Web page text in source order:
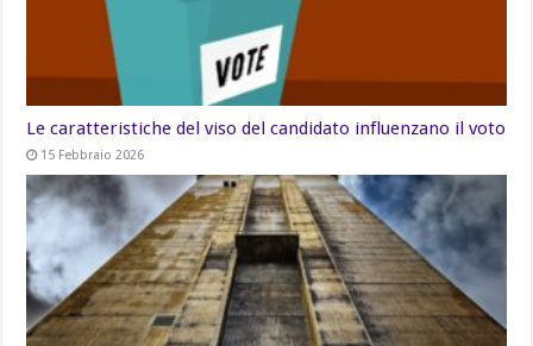
Le caratteristiche del viso del candidato influenzano il voto
15 Febbraio 2026